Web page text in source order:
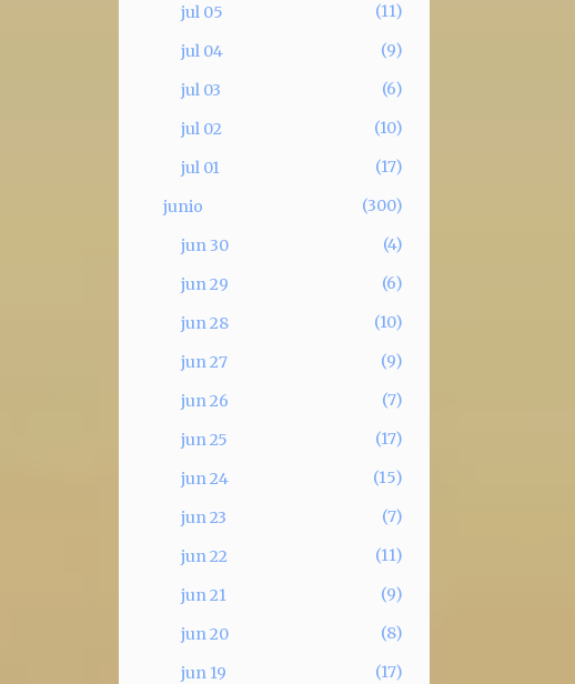
jul 05
11
jul 04
9
jul 03
6
jul 02
10
jul 01
17
junio
300
jun 30
4
jun 29
6
jun 28
10
jun 27
9
jun 26
7
jun 25
17
jun 24
15
jun 23
7
jun 22
11
jun 21
9
jun 20
8
jun 19
17